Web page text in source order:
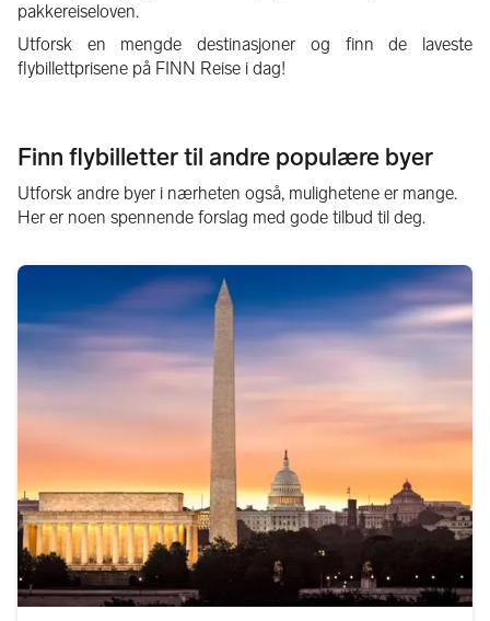
pakkereiseloven.
Utforsk en mengde destinasjoner og finn de laveste
flybillettprisene på FINN Reise i dag!
Finn flybilletter til andre populære byer
Utforsk andre byer i nærheten også, mulighetene er mange.
Her er noen spennende forslag med gode tilbud til deg.